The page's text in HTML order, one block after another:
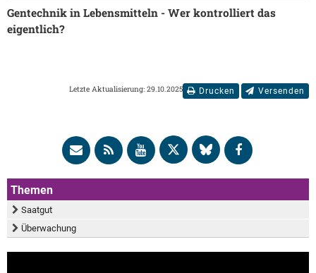
Gentechnik in Lebensmitteln - Wer kontrolliert das
eigentlich?
Drucken Versenden
Letzte Aktualisierung: 29.10.2025
Themen
Saatgut
Überwachung